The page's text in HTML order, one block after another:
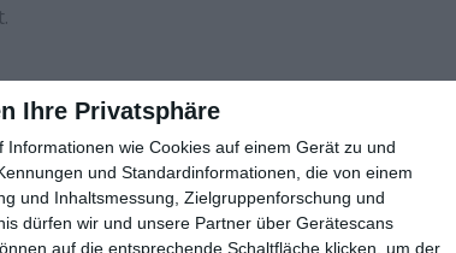
Ihre Privatsphäre
wie Cookies auf einem Gerät zu und
und Standardinformationen, die von einem
und Inhaltsmessung, Zielgruppenforschung und
dürfen wir und unsere Partner über Gerätescans
auf die entsprechende Schaltfläche klicken, um der
Tatsächlich war
Christen-
gesagte „Says Who“